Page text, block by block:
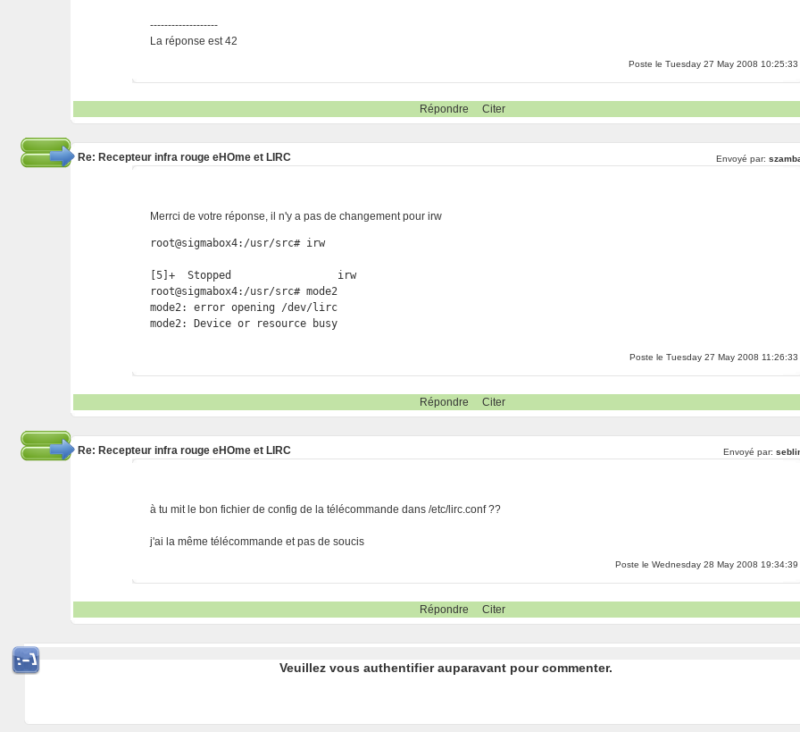
-------------------
La réponse est 42
Poste le Tuesday 27 May 2008 10:25:33
Répondre Citer
Re: Recepteur infra rouge eHOme et LIRC Envoyé par:
Merrci de votre réponse, il n'y a pas de changement pour irw
root@sigmabox4:/usr/src# irw
[5]+  Stopped                 irw
root@sigmabox4:/usr/src# mode2
mode2: error opening /dev/lirc
Poste le Tuesday 27 May 2008 11:26:33
Répondre Citer
Re: Recepteur infra rouge eHOme et LIRC Envoyé par:
à tu mit le bon fichier de config de la télécommande dans /etc/lirc.conf ??
j'ai la même télécommande et pas de soucis
Poste le Wednesday 28 May 2008 19:34:39
Répondre Citer
Veuillez vous authentifier auparavant pour commenter.